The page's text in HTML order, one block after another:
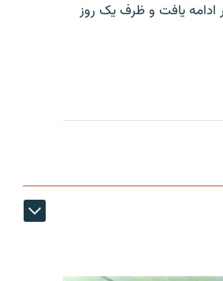
ادامه یافت و ظرف یک روز